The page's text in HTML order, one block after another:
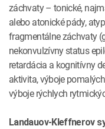
záchvaty – tonické,
alebo atonické pády,
fragmentálne záchvaty
nekonvulzívny status
retardácia a kognitívny
aktivita, výboje
výboje rýchlych
Landauov-Kleffnerov